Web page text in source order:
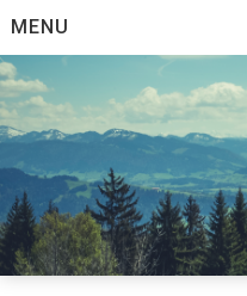
to
content
MENU